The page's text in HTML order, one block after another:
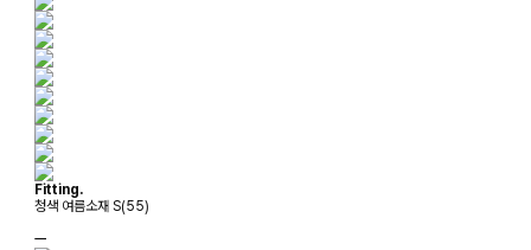
Fitting.
청색 여름소재 S(55)
ㅡ